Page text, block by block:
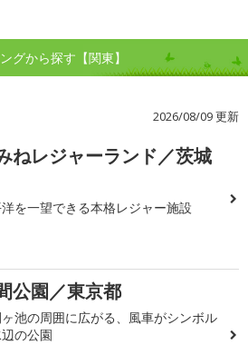
グから探す【関東】
2026/08/09 更新
ねレジャーランド／茨城
を一望できる本格レジャー施設
公園／東京都
池の周囲に広がる、風車がシンボル
の公園